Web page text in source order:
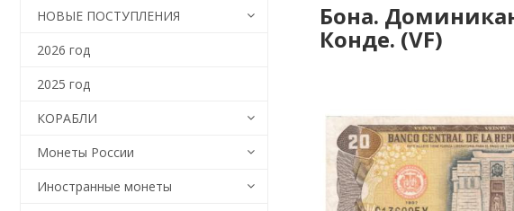
Бона.
Конде. (VF)
НОВЫЕ ПОСТУПЛЕНИЯ
2026 год
2025 год
КОРАБЛИ
Монеты России
Иностранные монеты